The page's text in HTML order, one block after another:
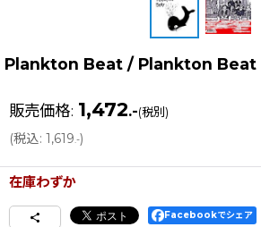
Plankton Beat / Plankton Beat
販売価格: 1,472.-(税別)
(税込: 1,619.-)
在庫わずか
Facebookでシェア